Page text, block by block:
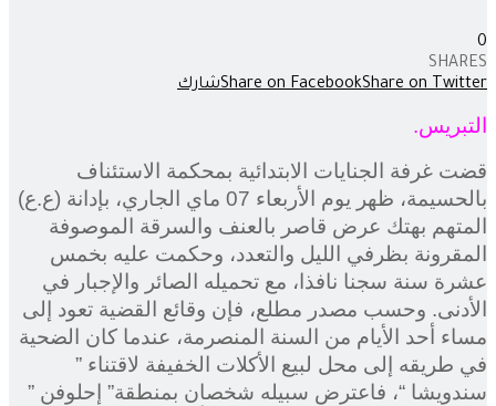
0
SHARES
Share on FacebookShare on Twitter شارك
التبريس.
قضت غرفة الجنايات الابتدائية بمحكمة الاستئناف
بالحسيمة، ظهر يوم الأربعاء 07 ماي الجاري، بإدانة (ع.ع)
المتهم بهتك عرض قاصر بالعنف والسرقة الموصوفة
المقرونة بظرفي الليل والتعدد، وحكمت عليه بخمس
عشرة سنة سجنا نافذا، مع تحميله الصائر والإجبار في
الأدنى. وحسب مصدر مطلع، فإن وقائع القضية تعود إلى
مساء أحد الأيام من السنة المنصرمة، عندما كان الضحية
في طريقه إلى محل لبيع الأكلات الخفيفة لاقتناء ”
سندويشا “، فاعترض سبيله شخصان بمنطقة” إحلوفن ”